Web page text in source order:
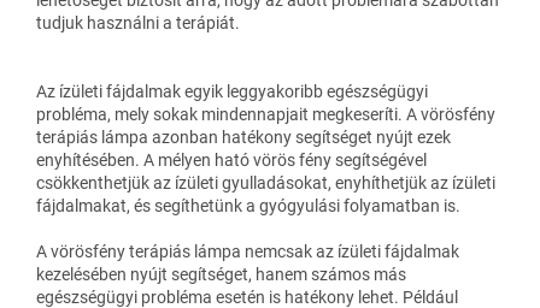
tudjuk használni a terápiát.
Az ízületi fájdalmak egyik leggyakoribb egészségügyi
probléma, mely sokak mindennapjait megkeseríti. A vörösfény
terápiás lámpa azonban hatékony segítséget nyújt ezek
enyhítésében. A mélyen ható vörös fény segítségével
csökkenthetjük az ízületi gyulladásokat, enyhíthetjük az ízületi
fájdalmakat, és segíthetünk a gyógyulási folyamatban is.
A vörösfény terápiás lámpa nemcsak az ízületi fájdalmak
kezelésében nyújt segítséget, hanem számos más
egészségügyi probléma esetén is hatékony lehet. Például